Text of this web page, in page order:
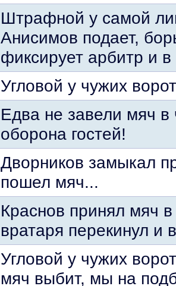
Штрафной у самой
Анисимов подает,
фиксирует арбитр и в
Угловой у чужих
Едва не завели мяч в
оборона гостей!
Дворников замыкал
пошел мяч...
Краснов принял мяч
вратаря перекинул и
Угловой у чужих
мяч выбит, мы на